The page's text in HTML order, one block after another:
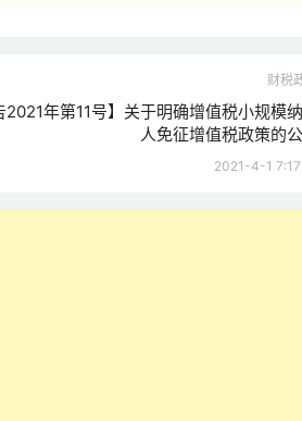
财税
2021年第11号】关于明确增值税小规模
人免征增值税政策的
2021-4-1